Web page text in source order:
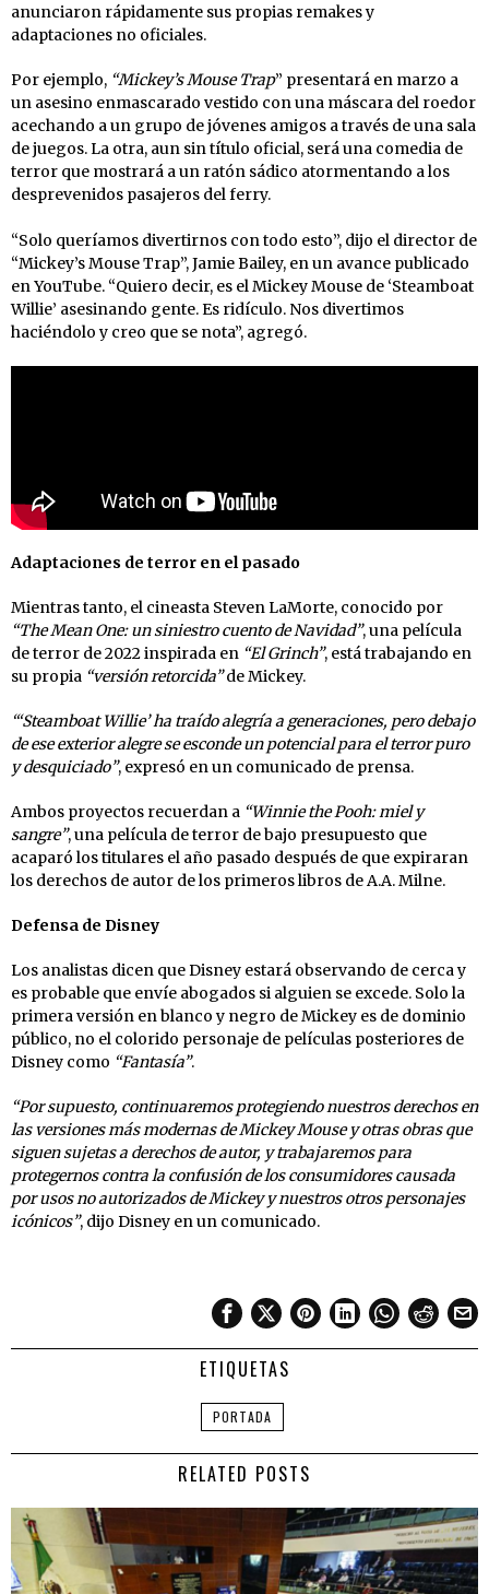
anunciaron rápidamente sus propias remakes y
adaptaciones no oficiales.
Por ejemplo, “Mickey’s Mouse Trap” presentará en marzo a
un asesino enmascarado vestido con una máscara del roedor
acechando a un grupo de jóvenes amigos a través de una sala
de juegos. La otra, aun sin título oficial, será una comedia de
terror que mostrará a un ratón sádico atormentando a los
desprevenidos pasajeros del ferry.
“Solo queríamos divertirnos con todo esto”, dijo el director de
“Mickey’s Mouse Trap”, Jamie Bailey, en un avance publicado
en YouTube. “Quiero decir, es el Mickey Mouse de ‘Steamboat
Willie’ asesinando gente. Es ridículo. Nos divertimos
haciéndolo y creo que se nota”, agregó.
Adaptaciones de terror en el pasado
Mientras tanto, el cineasta Steven LaMorte, conocido por
“The Mean One: un siniestro cuento de Navidad”, una película
de terror de 2022 inspirada en “El Grinch”, está trabajando en
su propia “versión retorcida”de Mickey.
“‘Steamboat Willie’ ha traído alegría a generaciones, pero debajo
de ese exterior alegre se esconde un potencial para el terror puro
y desquiciado”, expresó en un comunicado de prensa.
Ambos proyectos recuerdan a “Winnie the Pooh: miel y
sangre”, una película de terror de bajo presupuesto que
acaparó los titulares el año pasado después de que expiraran
los derechos de autor de los primeros libros de A.A. Milne.
Defensa de Disney
Los analistas dicen que Disney estará observando de cerca y
es probable que envíe abogados si alguien se excede. Solo la
primera versión en blanco y negro de Mickey es de dominio
público, no el colorido personaje de películas posteriores de
Disney como “Fantasía”.
“Por supuesto, continuaremos protegiendo nuestros derechos en
las versiones más modernas de Mickey Mouse y otras obras que
siguen sujetas a derechos de autor, y trabajaremos para
protegernos contra la confusión de los consumidores causada
por usos no autorizados de Mickey y nuestros otros personajes
icónicos”, dijo Disney en un comunicado.
ETIQUETAS
PORTADA
RELATED POSTS